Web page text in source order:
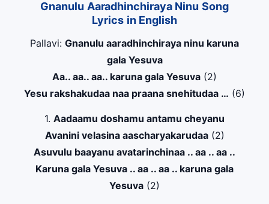
Gnanulu Aaradhinchiraya Ninu Song
Lyrics in English
Pallavi: Gnanulu aaradhinchiraya ninu karuna
gala Yesuva
Aa.. aa.. aa.. karuna gala Yesuva (2)
Yesu rakshakudaa naa praana snehitudaa … (6)
1. Aadaamu doshamu antamu cheyanu
Avanini velasina aascharyakarudaa(2)
Asuvulu baayanu avatarinchinaa .. aa .. aa ..
Karuna gala Yesuva .. aa .. aa .. karuna gala
Yesuva (2)